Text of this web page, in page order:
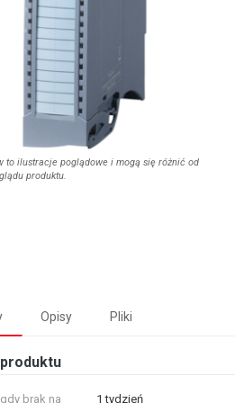
to ilustracje poglądowe i mogą się różnić od
produktu.
Opisy Pliki
brak na
1 tydzień